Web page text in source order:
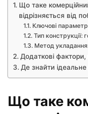
Що таке
відрізняється від
Ключові
Тип конструкції:
Метод
Додаткові фактори,
Де знайти ідеальне
Що таке